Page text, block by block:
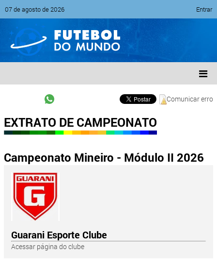
07 de agosto de 2026 Entrar
Comunicar erro
EXTRATO DE CAMPEONATO
Campeonato Mineiro - Módulo II 2026
Guarani Esporte Clube
Acessar página do clube